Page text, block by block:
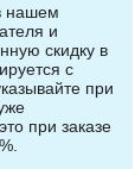
нашем
и
скидку в
с
при
при заказе